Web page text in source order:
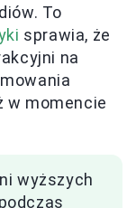
To
sprawia, że
na
w momencie
wyższych